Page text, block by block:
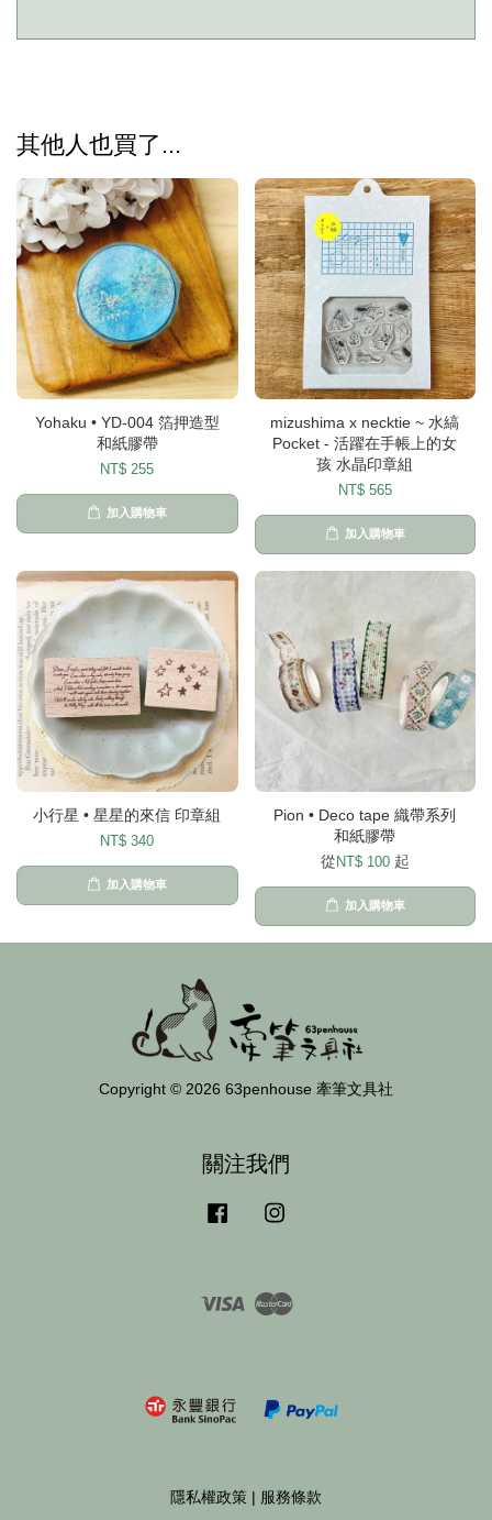
其他人也買了...
Yohaku • YD-004 箔押造型
和紙膠帶
NT$ 255
加入購物車
mizushima x necktie ~ 水縞
Pocket - 活躍在手帳上的女
孩 水晶印章組
NT$ 565
加入購物車
小行星 • 星星的來信 印章組
NT$ 340
加入購物車
Pion • Deco tape 織帶系列
和紙膠帶
從 NT$ 100 起
加入購物車
Copyright © 2026 63penhouse 牽筆文具社
關注我們
Facebook
Visa Master
隱私權政策 服務條款